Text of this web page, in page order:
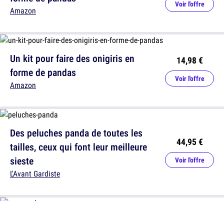
Un kit pour faire des onigiris en
forme de pandas
Amazon
14,98 €
Voir l'offre
Amazon
Voir l'offre
Des peluches panda de toutes les
tailles, ceux qui font leur meilleure
sieste
L'Avant Gardiste
44,95 €
Voir l'offre